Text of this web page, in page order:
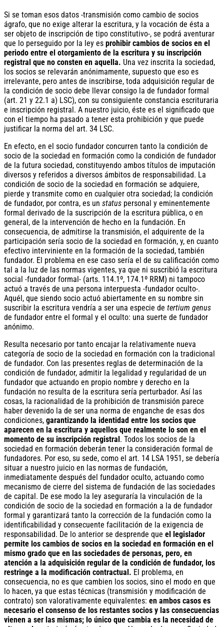
Si se toman esos datos -transmisión como cambio de socios
ágrafo, que no exige alterar la escritura, y la vocación de ésta a
ser objeto de inscripción de tipo constitutivo-, se podrá aventurar
que lo perseguido por la ley es prohibir cambios de socios en el
periodo entre el otorgamiento de la escritura y su inscripción
registral que no consten en aquella. Una vez inscrita la sociedad,
los socios se relevarán anónimamente, supuesto que eso es
irrelevante, pero antes de inscribirse, toda adquisición regular de
la condición de socio debe llevar consigo la de fundador formal
(art. 21 y 22.1 a) LSC), con su consiguiente constancia escrituraria
e inscripción registral. A nuestro juicio, éste es el significado que
con el tiempo ha pasado a tener esta prohibición y que puede
justificar la norma del art. 34 LSC.
En efecto, en el socio fundador concurren tanto la condición de
socio de la sociedad en formación como la condición de fundador
de la futura sociedad, constituyendo ambos títulos de imputación
diversos y referidos a diversos ámbitos de responsabilidad. La
condición de socio de la sociedad en formación se adquiere,
pierde y transmite como en cualquier otra sociedad; la condición
de fundador, por contra, es un status personal y eminentemente
formal derivado de la suscripción de la escritura pública, o en
general, de la intervención de hecho en la fundación. En
consecuencia, de admitirse la transmisión, el adquirente de la
participación sería socio de la sociedad en formación, y, en cuanto
efectivo interviniente en la formación de la sociedad, también
fundador. El problema en ese caso sería el de su calificación como
tal a la luz de las normas vigentes, ya que ni suscribió la escritura
social -fundador formal- (arts. 114.1º, 174.1º RRM) ni tampoco
actuó a través de una persona interpuesta -fundador oculto-.
Aquél, que siendo socio actuó abiertamente en su nombre sin
suscribir la escritura vendría a ser una especie de tertium genus
de fundador entre el formal y el oculto: una suerte de fundador
anónimo.
Resulta necesario por tanto encajar la relativamente nueva
categoría de socio de la sociedad en formación con la tradicional
de fundador. Con las presentes reglas de determinación de la
condición de fundador, admitir la legalidad y regularidad de un
fundador que actuando en propio nombre y derecho en la
fundación no resulta de la escritura sería perturbador. Así las
cosas, la racionalidad de la prohibición de transmisión parece
haber devenido la de ser una norma de enganche de esas dos
condiciones, garantizando la identidad entre los socios que
aparecen en la escritura y aquellos que realmente lo son en el
momento de su inscripción registral. Todos los socios de la
sociedad en formación deberán tener la consideración formal de
fundadores. Por eso, su sede, como el art. 14 LSA 1951, se debería
situar a nuestro juicio en las normas de fundación,
inmediatamente después del fundador oculto, actuando como
mecanismo de cierre del sistema de fundación de las sociedades
de capital. De ese modo la ley aseguraría la vinculación de la
condición de socio de la sociedad en formación a la de fundador
formal y garantizará tanto la corrección de la fundación como la
identificabilidad y consecuente facilitación de la exigencia de
responsabilidad. De lo anterior se desprende que el legislador
permite los cambios de socios en la sociedad en formación en el
mismo grado que en las sociedades de personas, pero, en
atención a la adquisición regular de la condición de fundador, los
restringe a la modificación contractual. El problema, en
consecuencia, no es que cambien los socios, sino el modo en que
lo hacen, ya que estas técnicas (transmisión y modificación de
contrato) son valorativamente equivalentes: en ambos casos es
necesario el consenso de los restantes socios y las consecuencias
vienen a ser las mismas; lo único que cambia es la necesidad de